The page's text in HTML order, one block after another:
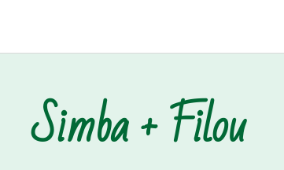
Simba + Filou